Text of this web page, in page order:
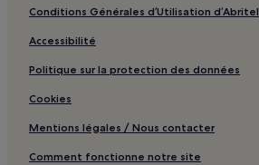
Conditions Générales d’Utilisation d’Abritel
Accessibilité
Politique sur la protection des données
Cookies
Mentions légales / Nous contacter
Comment fonctionne notre site